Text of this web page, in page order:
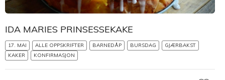
IDA MARIES PRINSESSEKAKE
17. MAI ALLE OPPSKRIFTER BARNEDÅP BURSDAG
GJÆRBAKST
KAKER
KONFIRMASJON